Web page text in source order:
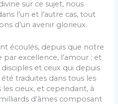
sur ce sujet, nous
l’un et l’autre cas, tout
d’un avenir glorieux.
écoulés, depuis que notre
excellence, l’amour ; et
et ceux qui depuis
été traduites dans tous les
cieux, et cependant, à
d’âmes composant